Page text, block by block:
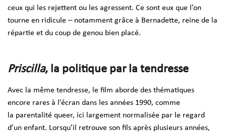
ceux qui les rejettent ou les agressent. Ce sont eux que l’on
tourne en ridicule – notamment grâce à Bernadette, reine de la
répartie et du coup de genou bien placé.
Priscilla, la politique par la tendresse
Avec la même tendresse, le film aborde des thématiques
encore rares à l’écran dans les années 1990, comme
la parentalité queer, ici largement normalisée par le regard
d’un enfant. Lorsqu’il retrouve son fils après plusieurs années,